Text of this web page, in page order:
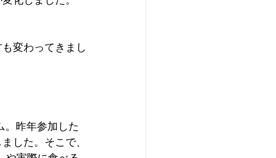
変わってきまし
。昨年参加した
した。そこで、